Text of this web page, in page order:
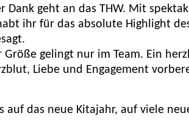
Dank geht an das THW. Mit
ihr für das absolute Highlight
Größe gelingt nur im Team. Ein
Liebe und Engagement
auf das neue Kitajahr, auf viele